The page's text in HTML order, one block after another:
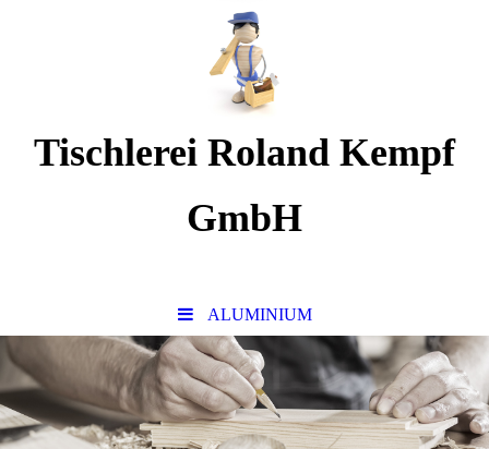
Tischlerei Roland Kempf
GmbH
ALUMINIUM